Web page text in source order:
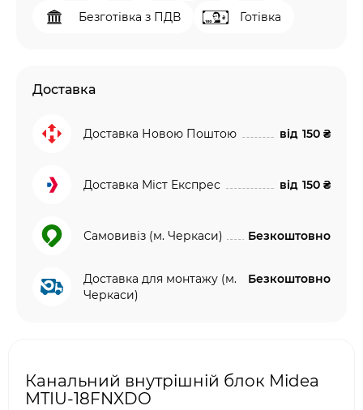
Безготівка з ПДВ Готівка
Доставка
Доставка Новою Поштою від 150 ₴
Доставка Міст Експрес від 150 ₴
Самовивіз (м. Черкаси) Безкоштовно
Доставка для монтажу (м.
Черкаси)
Безкоштовно
Канальний внутрішній блок Midea
MTIU-18FNXDO